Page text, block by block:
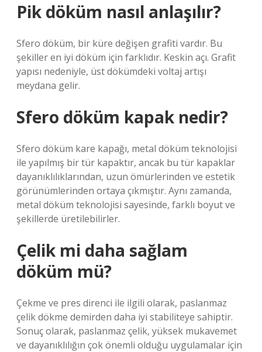
Pik döküm nasıl anlaşılır?
Sfero döküm, bir küre değişen grafiti vardır. Bu
şekiller en iyi döküm için farklıdır. Keskin açı. Grafit
yapısı nedeniyle, üst dökümdeki voltaj artışı
meydana gelir.
Sfero döküm kapak nedir?
Sfero döküm kare kapağı, metal döküm teknolojisi
ile yapılmış bir tür kapaktır, ancak bu tür kapaklar
dayanıklılıklarından, uzun ömürlerinden ve estetik
görünümlerinden ortaya çıkmıştır. Aynı zamanda,
metal döküm teknolojisi sayesinde, farklı boyut ve
şekillerde üretilebilirler.
Çelik mi daha sağlam
döküm mü?
Çekme ve pres direnci ile ilgili olarak, paslanmaz
çelik dökme demirden daha iyi stabiliteye sahiptir.
Sonuç olarak, paslanmaz çelik, yüksek mukavemet
ve dayanıklılığın çok önemli olduğu uygulamalar için